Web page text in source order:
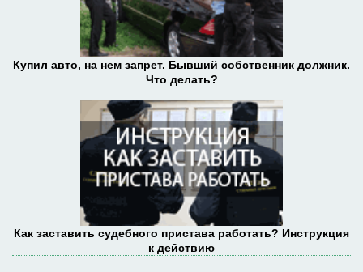
Купил авто, на нем запрет. Бывший собственник должник.
Что делать?
Как заставить судебного пристава работать? Инструкция
к действию